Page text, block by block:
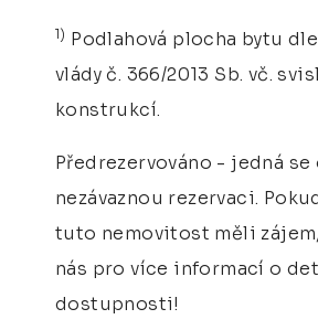
1) Podlahová plocha bytu
vlády č. 366/2013 Sb. vč.
konstrukcí.
Předrezervováno - jedná se
nezávaznou rezervaci.
tuto nemovitost měli
nás pro více informací o
dostupnosti!